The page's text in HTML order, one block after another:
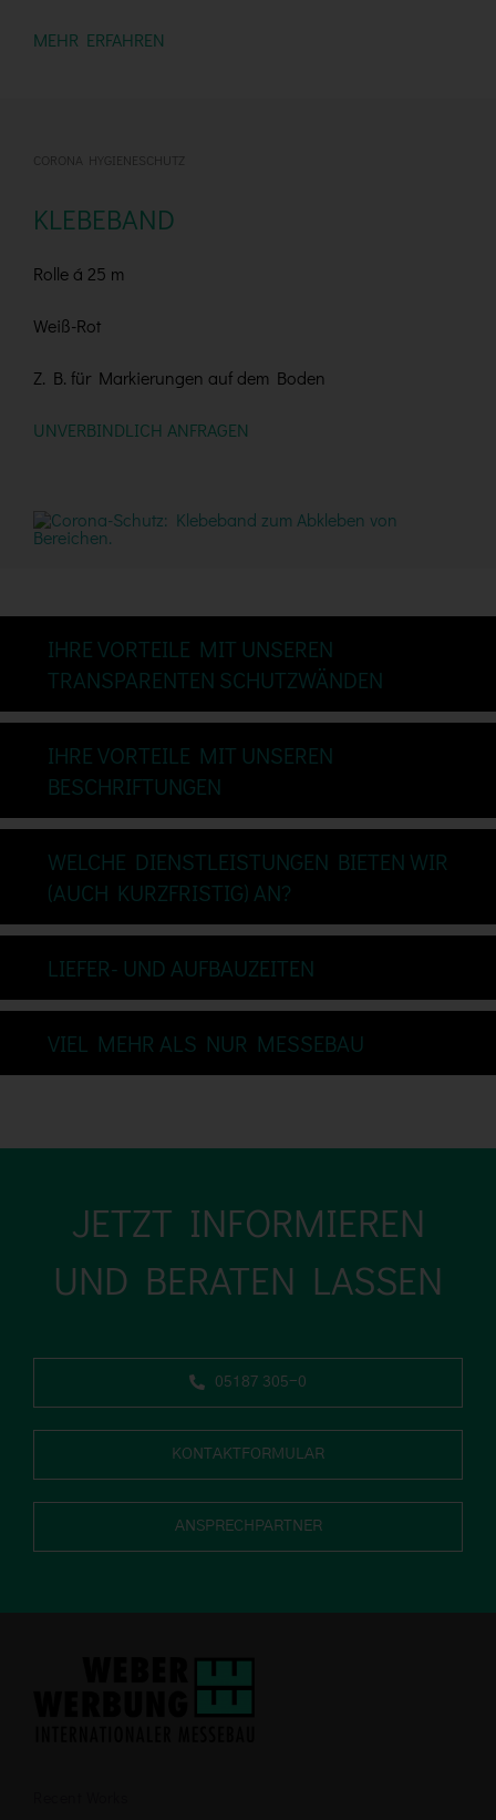
MEHR ERFAHREN
CORONA HYGIENESCHUTZ
KLEBEBAND
Rolle á 25 m
Weiß-Rot
Z. B. für Markierungen auf dem Boden
UNVERBINDLICH ANFRAGEN
IHRE VORTEILE MIT UNSEREN
TRANSPARENTEN SCHUTZWÄNDEN
IHRE VORTEILE MIT UNSEREN
BESCHRIFTUNGEN
WELCHE DIENSTLEISTUNGEN BIETEN WIR
(AUCH KURZFRISTIG) AN?
LIEFER- UND AUFBAUZEITEN
VIEL MEHR ALS NUR MESSEBAU
JETZT INFORMIEREN
UND BERATEN LASSEN
05187 305-0
KONTAKTFORMULAR
ANSPRECHPARTNER